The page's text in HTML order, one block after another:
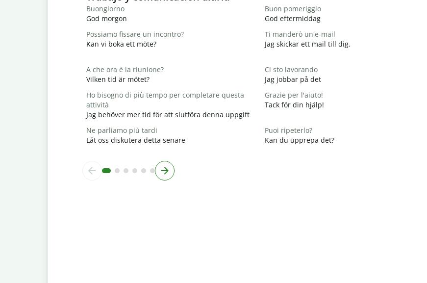
Buongiorno
God morgon
Buon pomeriggio
God eftermiddag
Possiamo fissare un incontro?
Kan vi boka ett möte?
Ti manderò un'e-mail
Jag skickar ett mail till dig.
A che ora è la riunione?
Vilken tid är mötet?
Ci sto lavorando
Jag jobbar på det
Ho bisogno di più tempo per completare questa
attività
Jag behöver mer tid för att slutföra denna uppgift
Grazie per l'aiuto!
Tack för din hjälp!
Ne parliamo più tardi
Låt oss diskutera detta senare
Puoi ripeterlo?
Kan du upprepa det?